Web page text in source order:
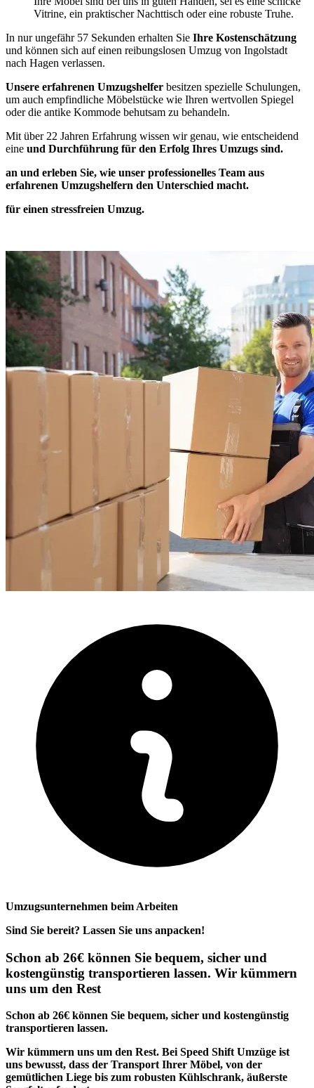
Vitrine, ein praktischer Nachttisch oder eine robuste Truhe.
In nur ungefähr 57 Sekunden erhalten Sie Ihre Kostenschätzung
und können sich auf einen reibungslosen Umzug von Ingolstadt
nach Hagen verlassen.
Unsere erfahrenen Umzugshelfer besitzen spezielle Schulungen,
um auch empfindliche Möbelstücke wie Ihren wertvollen Spiegel
oder die antike Kommode behutsam zu behandeln.
Mit über 22 Jahren Erfahrung wissen wir genau, wie entscheidend
eine und Durchführung für den Erfolg Ihres Umzugs sind.
an und erleben Sie, wie unser professionelles Team aus
erfahrenen Umzugshelfern den Unterschied macht.
für einen stressfreien Umzug.
Umzugsunternehmen beim Arbeiten
Sind Sie bereit? Lassen Sie uns anpacken!
Schon ab 26€ können Sie bequem, sicher und
kostengünstig transportieren lassen. Wir kümmern
uns um den Rest
Schon ab 26€ können Sie bequem, sicher und kostengünstig
transportieren lassen.
Wir kümmern uns um den Rest. Bei Speed Shift Umzüge ist
uns bewusst, dass der Transport Ihrer Möbel, von der
gemütlichen Liege bis zum robusten Kühlschrank, äußerste